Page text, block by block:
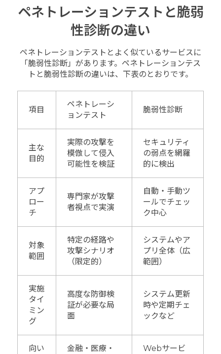
ペネトレーションテストと脆弱
性診断の違い
ペネトレーションテストとよく似ているサービスに
「脆弱性診断」があります。ペネトレーションテス
トと脆弱性診断の違いは、下表のとおりです。
項目
ペネトレーシ
ョンテスト
脆弱性診断
主な
目的
実際の攻撃を
模倣して侵入
可能性を検証
セキュリティ
の弱点を網羅
的に検出
アプ
ロー
チ
専門家が攻撃
者視点で実演
自動・手動ツ
ールでチェッ
ク中心
対象
範囲
特定の経路や
攻撃シナリオ
（限定的）
システムやア
プリ全体（広
範囲）
実施
タイ
ミン
グ
高度な防御検
証が必要な局
面
システム更新
時や定期チェ
ックなど
向い
金融・医療・
Webサービ